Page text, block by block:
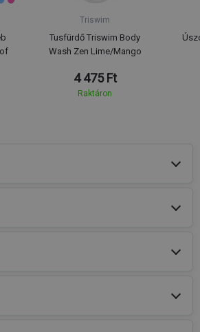
Triswim
Tusfürdő Triswim Body
Wash Zen Lime/Mango
4 475 Ft
Raktáron